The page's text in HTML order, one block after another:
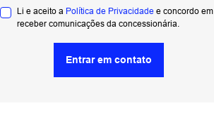
Li e aceito a Política de Privacidade e concordo em
receber comunicações da concessionária.
Entrar em contato